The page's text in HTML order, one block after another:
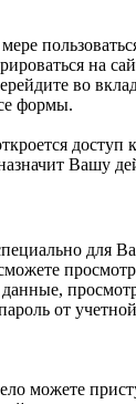
на
во
формы.
доступ
Вашу
для
от
можете